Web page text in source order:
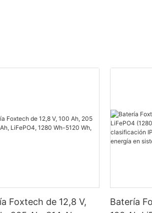
Foxtech de 12,8 V,
Batería